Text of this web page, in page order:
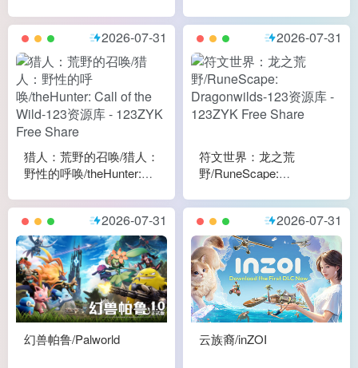
2026-07-31
猎人：荒野的召唤/猎人：
野性的呼唤/theHunter:
2026-07-31
符文世界：龙之荒
野/RuneScape:
2026-07-31
幻兽帕鲁/Palworld
2026-07-31
云族裔/inZOI